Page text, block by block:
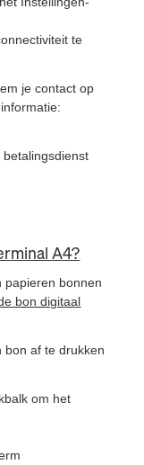
te
je contact op
A4?
papieren bonnen
bon digitaal
bon af te drukken
om het